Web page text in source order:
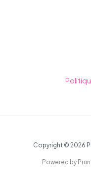
Copyright © 2026
Powered by